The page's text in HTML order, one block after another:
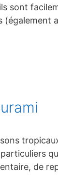
sont
de